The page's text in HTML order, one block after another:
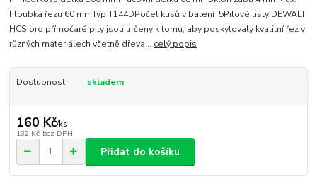
hloubka řezu 60 mmTyp T144DPočet kusů v balení 5Pilové listy DEWALT
HCS pro přímočaré pily jsou určeny k tomu, aby poskytovaly kvalitní řez v
různých materiálech včetně dřeva... celý popis
Dostupnost skladem
160 Kč/ks
132 Kč bez DPH
Přidat do košíku